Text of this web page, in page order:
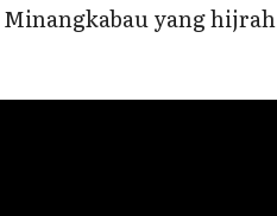
yang hijrah